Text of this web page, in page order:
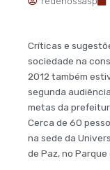
Críticas e
sociedade na
2012 também
segunda
metas da
Cerca de 60
na sede da
de Paz, no